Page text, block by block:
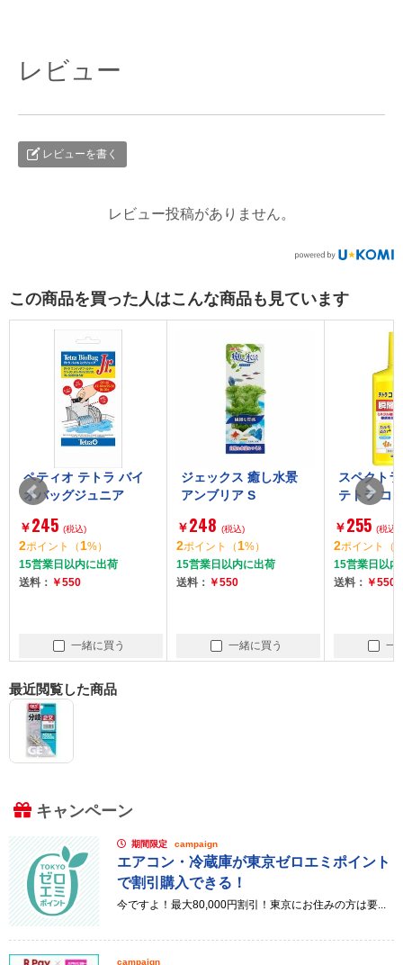
レビュー
レビューを書く
レビュー投稿がありません。
この商品を買った人はこんな商品も見ています
ペティオ テトラ バイ
オバッグジュニア
￥245 (税込)
2ポイント （ 1%）
15営業日以内に出荷
送料： ￥550
一緒に買う
ジェックス 癒し水景
アンブリア S
￥248 (税込)
2ポイント （ 1%）
15営業日以内に出荷
送料： ￥550
一緒に買う
スペクト
テトラ コ
￥255 (税込)
2ポイント （
15営業日以内
送料： ￥550
一
最近閲覧した商品
キャンペーン
期間限定 campaign
エアコン・冷蔵庫が東京ゼロエミポイント
で割引購入できる！
今ですよ！最大80,000円割引！東京にお住みの方は要...
campaign